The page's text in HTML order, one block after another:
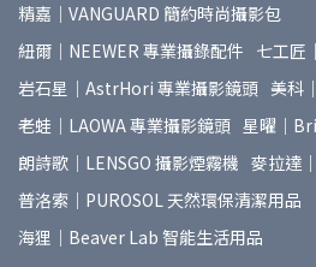
精嘉｜VANGUARD 簡約時尚攝影包
紐爾｜NEEWER 專業攝錄配件 七工匠
岩石星｜AstrHori 專業攝影鏡頭 美科
老蛙｜LAOWA 專業攝影鏡頭 星曜｜
朗詩歌｜LENSGO 攝影煙霧機 麥拉達
普洛索｜PUROSOL 天然環保清潔用品
海狸｜Beaver Lab 智能生活用品